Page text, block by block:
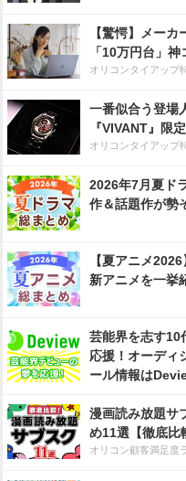
【驚愕】メーカ
「10万円台」
オリコンタイアップ
一番似合う登場
『VIVANT』限
オリコンタイアップ
2026年7月夏ド
作＆話題作が勢
【夏アニメ
新アニメを一挙
芸能界を志す10
応援！オーディ
ール情報は
漫画読み放題サ
め11選【徹底比
オリコン顧客満足度